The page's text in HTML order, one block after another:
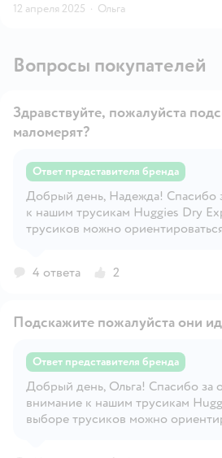
12 апреля 2025 · Ольга
Вопросы покупателей
Здравствуйте, пожалуйста
маломерят?
Ответ представителя бренда
Добрый день, Надежда! Спасибо
к нашим трусикам Huggies Dry
трусиков можно
быть довольно разными по
особенности нашей продукции
дополнительными вопросами Вы
обратиться на горячую линию
57-57 С уважением, Ваш Huggies
4 ответа 2
Подскажите пожалуйста они
Ответ представителя бренда
Добрый день, Ольга! Спасибо за
внимание к нашим трусикам
выборе трусиков можно